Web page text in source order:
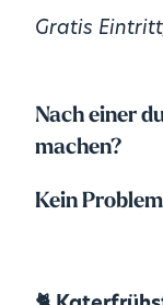
Gratis
Nach einer
machen?
Kein